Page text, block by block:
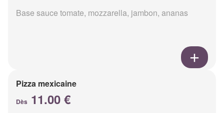
Base sauce tomate, mozzarella, jambon, ananas
Pizza mexicaine
Dès 11.00 €